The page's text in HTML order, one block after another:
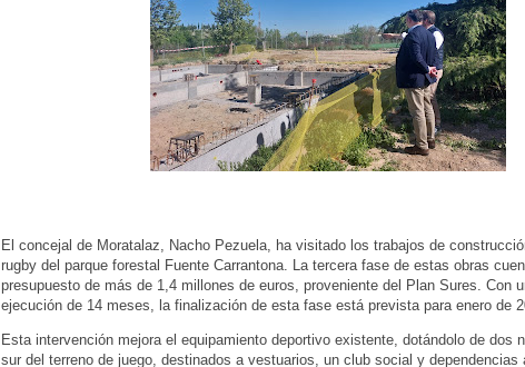
El concejal de Moratalaz, Nacho Pezuela, ha visitado los trabajos de
rugby del parque forestal Fuente Carrantona. La tercera fase de estas obras
presupuesto de más de 1,4 millones de euros, proveniente del Plan Sures. Con
ejecución de 14 meses, la finalización de esta fase está prevista para enero de
Esta intervención mejora el equipamiento deportivo existente, dotándolo de dos
sur del terreno de juego, destinados a vestuarios, un club social y dependencias